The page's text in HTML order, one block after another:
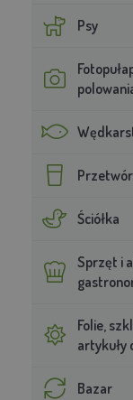
Psy
Ściółka
Sprzęt i
Folie,
artykuły
Bazar